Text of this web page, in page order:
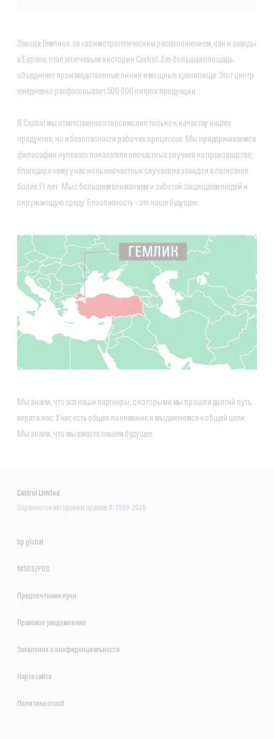
Завод в Гемлике, со своим стратегическим расположением, как и заводы
в Европе, стал ключевым в истории Castrol. Его большая площадь
объединяет производственные линии и мощные хранилища. Этот центр
ежедневно расфасовывает 500 000 литров продукции.
В Castrol мы ответственно относимся не только к качеству наших
продуктов, но и безопасности рабочих процессов. Мы придерживаемся
философии нулевого показателя несчастных случаев на производстве,
благодаря чему у нас ноль несчастных случаев на заводе и в логистике
более 11 лет. Мы с большим вниманием и заботой защищаем людей и
окружающую среду. Безопасность – это наше будущее.
Мы знаем, что все наши партнеры, с которыми мы прошли долгий путь,
верят в нас. У нас есть общее понимание и мы движемся к общей цели.
Мы знаем, что мы вместе пишем будущее.
Castrol Limited
Охраняется авторским правом © 1999-2026
bp global
MSDS/PDS
Предпочтения куки
Правовое уведомление
Заявление о конфиденциальности
Карта сайта
Политика отосб